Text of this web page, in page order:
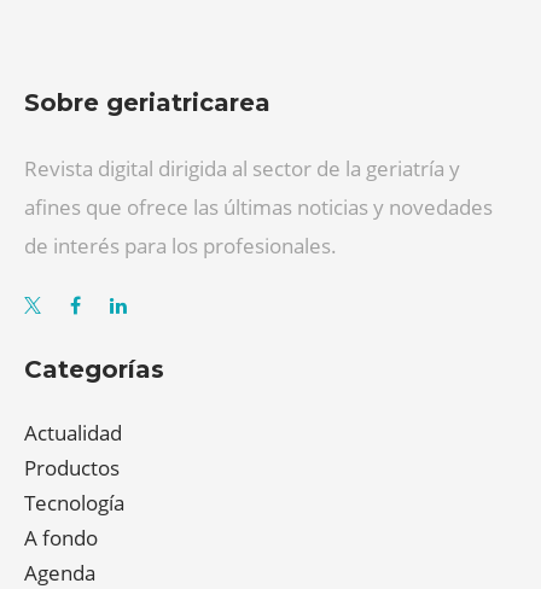
Sobre geriatricarea
Revista digital dirigida al sector de la geriatría y
afines que ofrece las últimas noticias y novedades
de interés para los profesionales.
Categorías
Actualidad
Productos
Tecnología
A fondo
Agenda